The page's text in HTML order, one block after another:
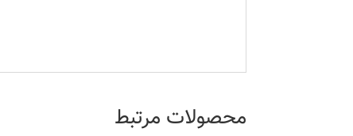
محصولات مرتبط